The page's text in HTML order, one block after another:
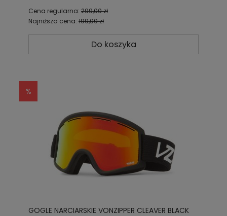
Cena regularna: 299,00 zł
Najniższa cena: 199,00 zł
Do koszyka
GOGLE NARCIARSKIE VONZIPPER CLEAVER BLACK